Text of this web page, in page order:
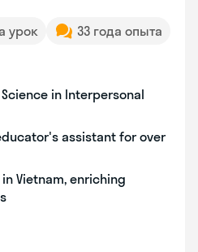
урок
33 года опыта
in Interpersonal
assistant for over
Vietnam, enriching